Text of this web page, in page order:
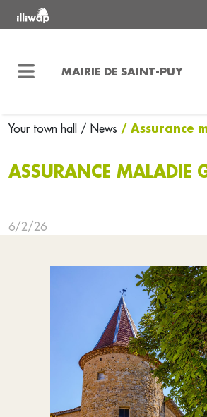
MAIRIE DE SAINT-PUY
Your town hall / News / Assurance
ASSURANCE MALADIE
6/2/26